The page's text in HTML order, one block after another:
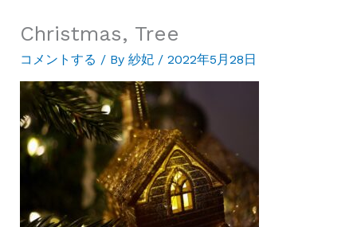
Christmas, Tree
コメントする / By 紗妃 / 2022年5月28日